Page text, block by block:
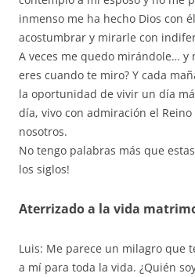
inmenso me ha hecho Dios con
acostumbrar y mirarle con
A veces me quedo mirándole… y
eres cuando te miro? Y cada
la oportunidad de vivir un día
día, vivo con admiración el
nosotros.
No tengo palabras más que
los siglos!
Aterrizado a la vida
Luis: Me parece un milagro que
a mí para toda la vida. ¿Quién